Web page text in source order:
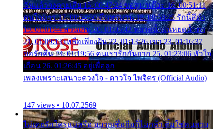
ฉันแล้วจงตายเสีย 15. 00:47:24 ขอสูมาเต๊อะ 16. 00:51:11
คนใจมาร 17. 00:54:50 คืนทรมาน 18. 00:58:25 รักนี้สีดำ
19. 01:01:44 ส่วนเกิน 20. 01:05:42 หยาดน้ำฝนหยดน้ำตา
21. 01:09:13 เหลือเพียงฝัน 22. 01:13:26 เขา 23. 01:16:37
ขอรักคืน 24. 01:19:56 คนเรารักกันยาก 25. 01:23:06 หัวใจ
เถื่อน 26. 01:26:45 อยู่เพื่อลูก
เพลงเพราะเสนาะดวงใจ - ดาวใจ ไพจิตร (Official Audio)
147 views • 10.07.2569
ไม่เคยรักใครแน่หรือ อยากเชื่อถือก็ไม่กล้า ติ๋มใช่คนสวย